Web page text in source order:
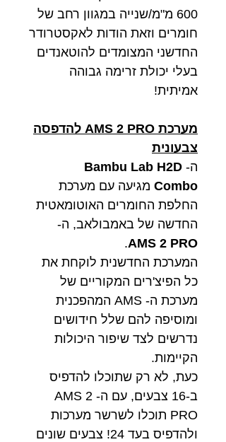
600 מ"מ/שנייה במגוון רחב של
חומרים וזאת הודות לאקסטרודר
החדשני המצומדים להוטאנדים
בעלי יכולת זרימה גבוהה
אמיתית!
מערכת AMS 2 PRO להדפסה
צבעונית
ה- Bambu Lab H2D
Combo מגיעה עם מערכת
החלפת החומרים האוטומאטית
החדשה של באמבולאב, ה-
AMS 2 PRO
.
המערכת החדשנית לוקחת את
כל הפיצ'רים המקוריים של
מערכת ה- AMS המהפכנית
ומוסיפה להם שלל חידושים
נדרשים לצד שיפור היכולות
הקיימות.
כעת, לא רק שתוכלו להדפיס
ב-16 צבעים, עם ה- AMS 2
PRO תוכלו לשרשר מערכות
ולהדפיס בעד 24! צבעים שונים